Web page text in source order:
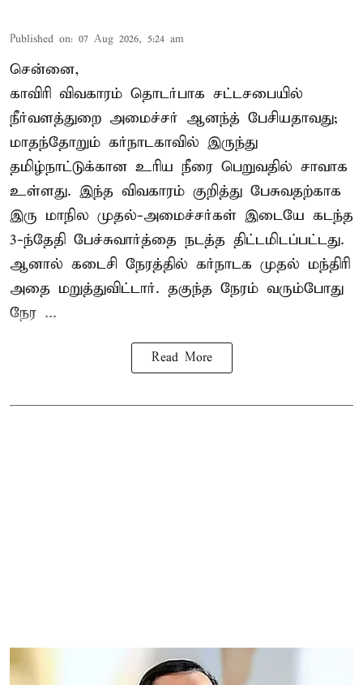
Published on: 07 Aug 2026, 5:24 am
சென்னை,
காவிரி விவகாரம் தொடர்பாக சட்டசபையில்
நீர்வளத்துறை அமைச்சர் ஆனந்த் பேசியதாவது;
மாதந்தோறும் கர்நாடகாவில் இருந்து
தமிழ்நாட்டுக்கான உரிய நீரை பெறுவதில் சாவாக
உள்ளது. இந்த விவகாரம் குறித்து பேசுவதற்காக
இரு மாநில முதல்-அமைச்சர்கள் இடையே கடந்த
3-ந்தேதி பேச்சுவார்த்தை நடத்த திட்டமிடப்பட்டது.
ஆனால் கடைசி நேரத்தில் கர்நாடக முதல் மந்திரி
அதை மறுத்துவிட்டார். தகுந்த நேரம் வரும்போது
நேர ...
Read More